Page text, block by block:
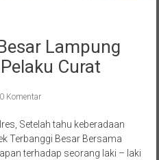
Lampung
Curat
0 Komentar
Setelah tahu keberadaan
Terbanggi Besar Bersama
terhadap seorang laki – laki